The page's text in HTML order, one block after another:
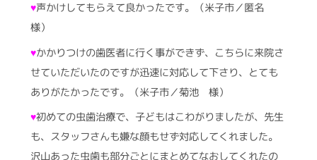
♥声かけしてもらえて良かったです。（米子市／匿名
様）
♥かかりつけの歯医者に行く事ができず、こちらに来院さ
せていただいたのですが迅速に対応して下さり、とても
ありがたかったです。（米子市／菊池 様）
♥初めての虫歯治療で、子どもはこわがりましたが、先生
も、スタッフさんも嫌な顔もせず対応してくれました。
沢山あった虫歯も部分ごとにまとめてなおしてくれたの